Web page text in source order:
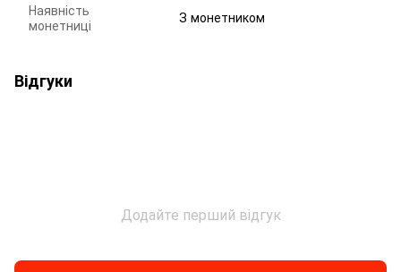
Наявність
монетниці
З монетником
Відгуки
Додайте перший відгук